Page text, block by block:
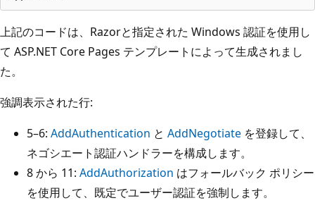
上記のコードは、Razorと指定された Windows 認証を使用し
て ASP.NET Core Pages テンプレートによって生成されまし
た。
強調表示された行:
5–6: AddAuthentication と AddNegotiate を登録して、
ネゴシエート認証ハンドラーを構成します。
8 から 11: AddAuthorization はフォールバック ポリシー
を使用して、既定でユーザー認証を強制します。